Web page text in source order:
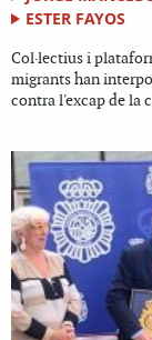
ESTER FAYOS
Col·lectius i
migrants han
contra l'excap de la